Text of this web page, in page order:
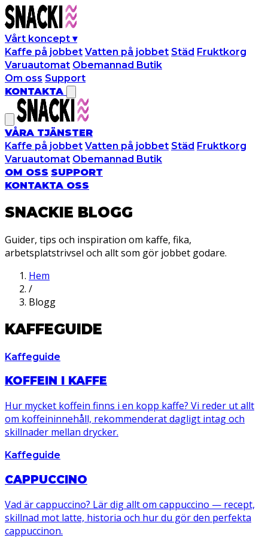
Vårt koncept ▾
Kaffe på jobbet Vatten på jobbet Städ Fruktkorg
Varuautomat Obemannad Butik
Om oss Support
KONTAKTA
VÅRA TJÄNSTER
Kaffe på jobbet Vatten på jobbet Städ Fruktkorg
Varuautomat Obemannad Butik
OM OSS SUPPORT
KONTAKTA OSS
SNACKIE BLOGG
Guider, tips och inspiration om kaffe, fika,
arbetsplatstrivsel och allt som gör jobbet godare.
Hem
/
Blogg
KAFFEGUIDE
Kaffeguide
KOFFEIN I KAFFE
Hur mycket koffein finns i en kopp kaffe? Vi reder ut allt
om koffeininnehåll, rekommenderat dagligt intag och
skillnader mellan drycker.
Kaffeguide
CAPPUCCINO
Vad är cappuccino? Lär dig allt om cappuccino — recept,
skillnad mot latte, historia och hur du gör den perfekta
cappuccinon.